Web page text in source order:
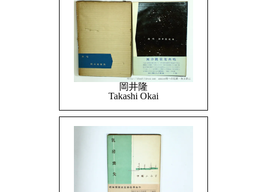
岡井隆
Takashi Okai